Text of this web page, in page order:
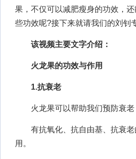
果，不仅可以减肥瘦身的功效，
些功效呢?接下来就请我们的刘钊
该视频主要文字介绍：
火龙果的功效与作用
1.抗衰老
火龙果可以帮助我们预防衰老
有抗氧化、抗自由基、抗衰老
用。